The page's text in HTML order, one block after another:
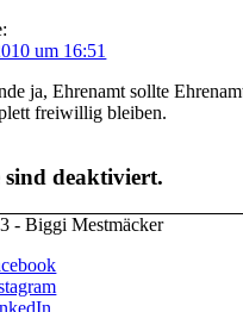
um 16:51
ja, Ehrenamt sollte
freiwillig bleiben.
deaktiviert.
- Biggi Mestmäcker